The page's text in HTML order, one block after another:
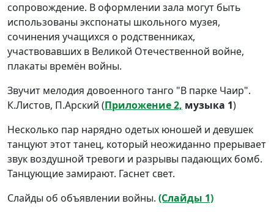
сопровождение. В оформлении зала могут быть
использованы экспонаты школьного музея,
сочинения учащихся о родственниках,
участвовавших в Великой Отечественной войне,
плакаты времён войны.
Звучит мелодия довоенного танго "В парке Чаир".
К.Листов, П.Арский (Приложение 2, музыка 1)
Несколько пар нарядно одетых юношей и девушек
танцуют этот танец, который неожиданно прерывает
звук воздушной тревоги и разрывы падающих бомб.
Танцующие замирают. Гаснет свет.
Слайды об объявлении войны. (Слайды 1)